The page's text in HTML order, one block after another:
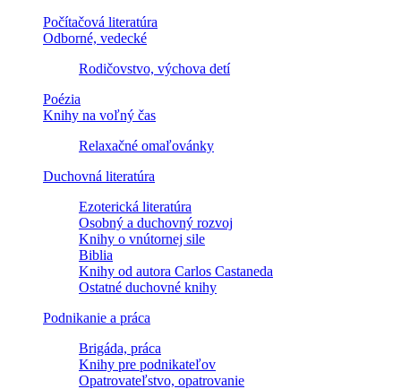
Počítačová literatúra
Odborné, vedecké
Rodičovstvo, výchova detí
Poézia
Knihy na voľný čas
Relaxačné omaľovánky
Duchovná literatúra
Ezoterická literatúra
Osobný a duchovný rozvoj
Knihy o vnútornej sile
Biblia
Knihy od autora Carlos Castaneda
Ostatné duchovné knihy
Podnikanie a práca
Brigáda, práca
Knihy pre podnikateľov
Opatrovateľstvo, opatrovanie